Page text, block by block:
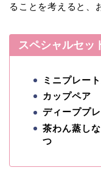
ることを考えると、
スペシャルセッ
ミニプレー
カップペア
ディーププ
茶わん蒸し
つ